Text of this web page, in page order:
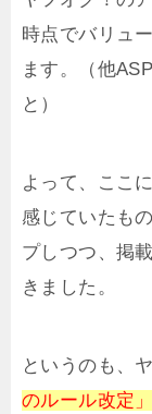
時点でバリュ
ます。（他
と）
よって、ここ
感じていたも
プしつつ、掲
きました。
というのも、
のルール改定」